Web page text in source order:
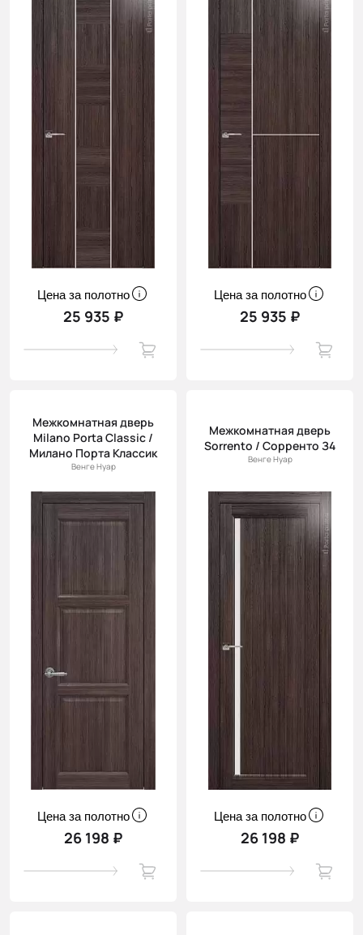
Цена за полотно
25 935 ₽
Цена за полотно
25 935 ₽
Межкомнатная дверь
Milano Porta Classic /
Милано Порта Классик
Венге Нуар
Цена за полотно
26 198 ₽
Межкомнатная дверь
Sorrento / Сорренто З4
Венге Нуар
Цена за полотно
26 198 ₽